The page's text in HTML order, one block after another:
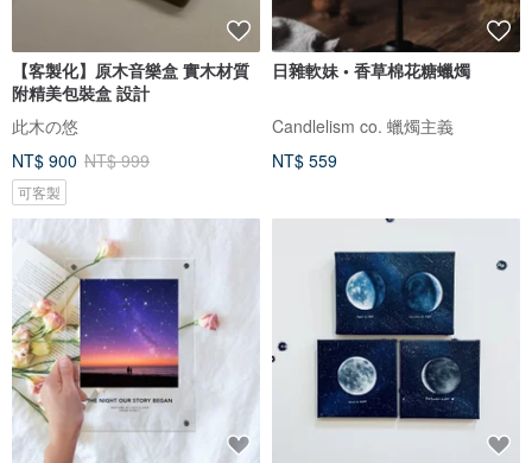
【客製化】原木音樂盒 實木材質
附精美包裝盒 設計
此木の悠
NT$ 900 NT$ 999
可客製
日雜軟妹 • 香草棉花糖蠟燭
Candlelism co. 蠟燭主義
NT$ 559